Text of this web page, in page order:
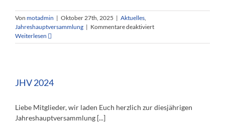
Von motadmin | Oktober 27th, 2025 | Aktuelles,
Jahreshauptversammlung | Kommentare deaktiviertfür
2025
Weiterlesen
JHV 2024
Liebe Mitglieder, wir laden Euch herzlich zur diesjährigen
Jahreshauptversammlung [...]